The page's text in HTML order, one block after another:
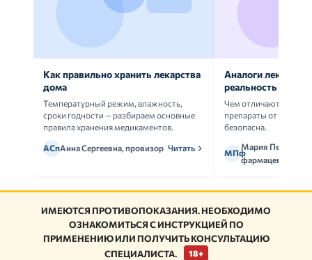
Как правильно хранить лекарства
дома
Температурный режим, влажность,
сроки годности — разбираем основные
правила хранения медикаментов.
АСпАнна Сергеевна, провизор Читать
Аналоги
реальность
Чем отличаются
препараты от
безопасна.
МПф
Мария Петрова,
фармацевт
ИМЕЮТСЯ ПРОТИВОПОКАЗАНИЯ. НЕОБХОДИМО
ОЗНАКОМИТЬСЯ С ИНСТРУКЦИЕЙ ПО
ПРИМЕНЕНИЮ ИЛИ ПОЛУЧИТЬ КОНСУЛЬТАЦИЮ
СПЕЦИАЛИСТА.
18+